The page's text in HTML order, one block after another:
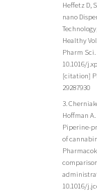
Heffetz D,
nano
Healthy
Pharm Sci.
10.1016/
[citation]
29287930
3.
Hoffman A.
Piperine-
of
10.1016/